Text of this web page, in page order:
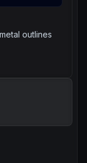
outlines